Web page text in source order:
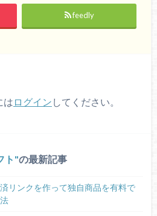
feedly
は ログイン してください。
ト の最新記事
リンクを作って独自商品を有料で